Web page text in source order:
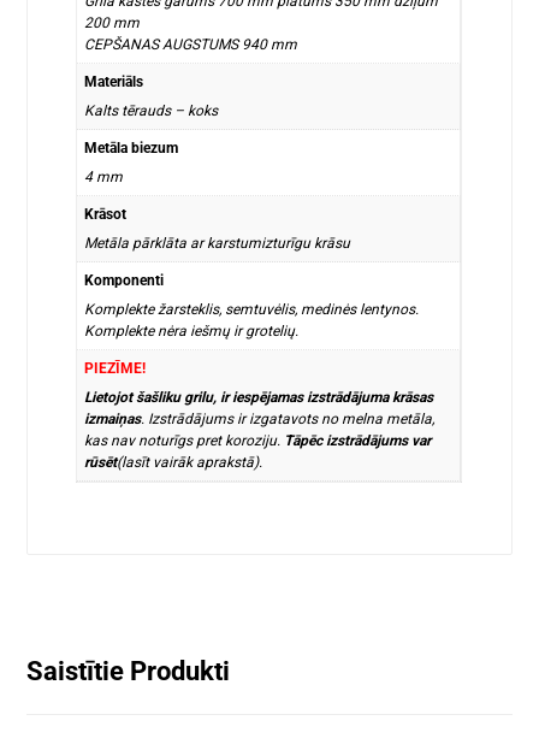
200 mm
CEPŠANAS AUGSTUMS 940 mm
Materiāls
Kalts tērauds – koks
Metāla biezum
4 mm
Krāsot
Metāla pārklāta ar karstumizturīgu krāsu
Komponenti
Komplekte žarsteklis, semtuvėlis, medinės lentynos.
Komplekte nėra iešmų ir grotelių.
PIEZĪME!
Lietojot šašliku grilu, ir iespējamas izstrādājuma krāsas
izmaiņas. Izstrādājums ir izgatavots no melna metāla,
kas nav noturīgs pret koroziju. Tāpēc izstrādājums var
rūsēt(lasīt vairāk aprakstā).
Saistītie Produkti